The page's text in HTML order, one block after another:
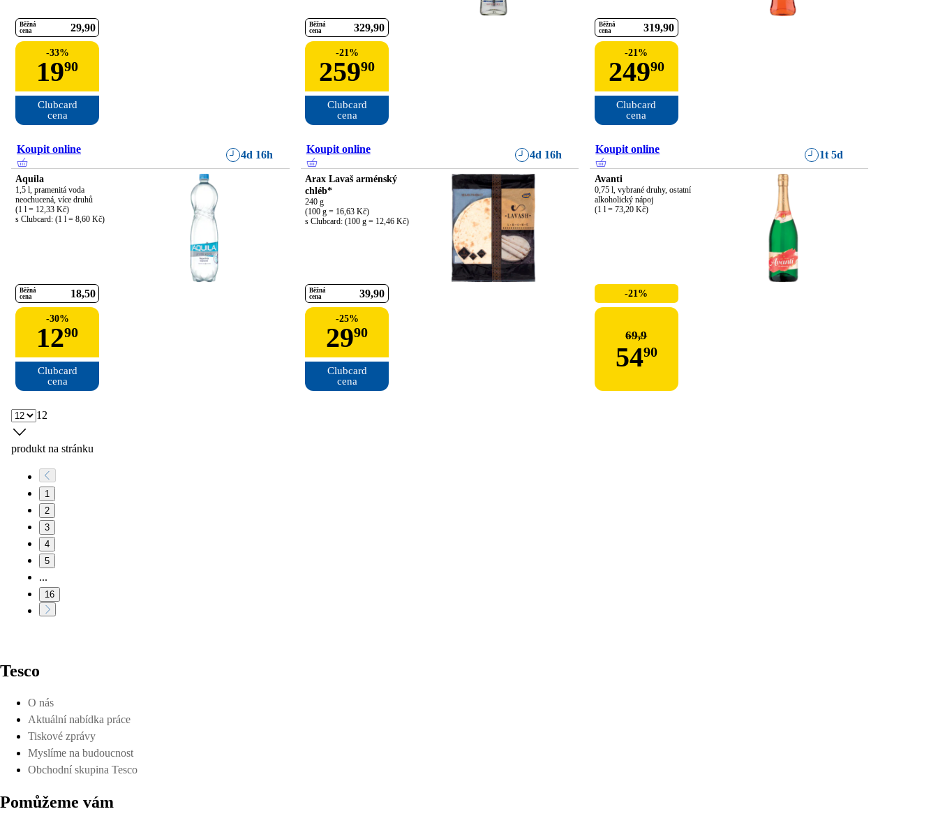
Běžná
cena
29 90
-33%
1990
Clubcard
cena
Běžná
cena
329 90
-21%
25990
Clubcard
cena
Běžná
cena
319 90
-21%
24990
Clubcard
cena
Koupit online 4d 16h
Aquila
1,5 l, pramenitá voda
neochucená, více druhů
(1 l = 12,33 Kč)
s Clubcard: (1 l = 8,60 Kč)
Běžná
cena
18 50
-30%
1290
Clubcard
cena
Koupit online 4d 16h
Arax Lavaš arménský
chléb*
240 g
(100 g = 16,63 Kč)
s Clubcard: (100 g = 12,46 Kč)
Běžná
cena
39 90
-25%
2990
Clubcard
cena
Koupit online 1t 5d
Avanti
0,75 l, vybrané druhy, ostatní
alkoholický nápoj
(1 l = 73,20 Kč)
-21%
69,9
5490
12
produkt na stránku
1
2
3
4
5
...
16
Tesco
O nás
Aktuální nabídka práce
Tiskové zprávy
Myslíme na budoucnost
Obchodní skupina Tesco
Pomůžeme vám